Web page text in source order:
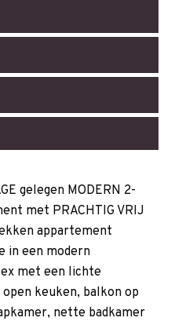
gelegen MODERN 2-
met PRACHTIG VRIJ
appartement
in een modern
met een lichte
keuken, balkon op
nette badkamer